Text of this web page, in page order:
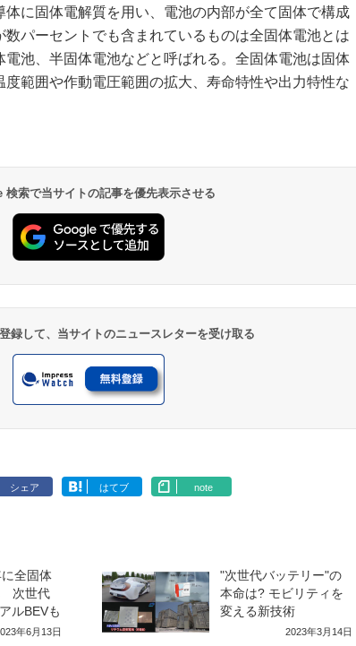
に固体電解質を用い、電池の内部が全て固体で構成
数パーセントでも含まれているものは全固体電池とは
電池、半固体電池などと呼ばれる。全固体電池は固体
範囲や作動電圧範囲の拡大、寿命特性や出力特性な
検索で当サイトの記事を優先表示させる
録して、当サイトのニュースレターを受け取る
シェア はてブ note
に全固体
次世代
ルBEVも
年6月13日
"次世代バッテリー"の
本命は? モビリティを
変える新技術
2023年3月14日